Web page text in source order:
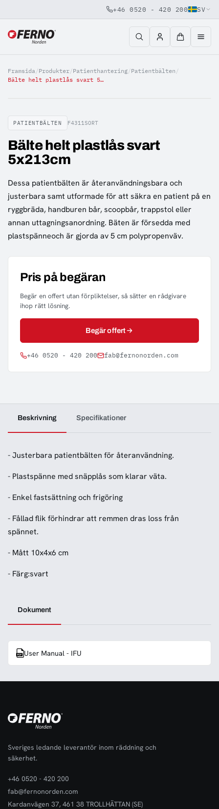
Jump to content
+46 0520 - 420 200 SV
Framsida/Produkter/Patienthantering/Patientbälten /
Bälte helt plastlås svart 5x213cm
PATIENTBÄLTEN F4311SORT
Bälte helt plastlås svart
5x213cm
Dessa patientbälten är återanvändningsbara och
justerbara samt utformade för att säkra en patient på en
ryggbräda, handburen bår, scoopbår, trappstol eller
annan uttagningsanordning. Bäten är försedda med
plastspänneoch är gjorda av 5 cm polypropenväv.
Pris på begäran
Begär en offert utan förpliktelser, så sätter en rådgivare
ihop rätt lösning.
Begär offert
+46 0520 - 420 200 fab@fernonorden.com
Beskrivning Specifikationer
- Justerbara patientbälten för återanvändning.
- Plastspänne med snäpplås som klarar väta.
- Enkel fastsättning och frigöring
- Fållad flik förhindrar att remmen dras loss från
spännet.
- Mått 10x4x6 cm
- Färg:svart
Dokument
User Manual - IFU
Sveriges ledande leverantör inom räddning och
säkerhet.
+46 0520 - 420 200
fab@fernonorden.com
Kardanvägen 37, 461 38 TROLLHÄTTAN (SE)